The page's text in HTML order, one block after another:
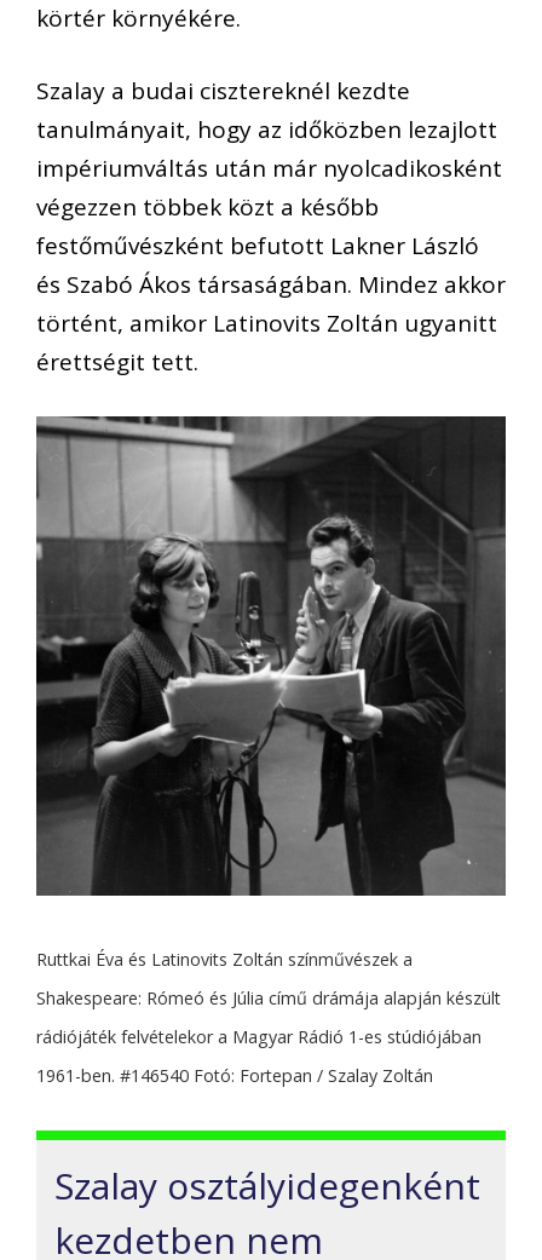
körtér környékére.
Szalay a budai cisztereknél kezdte
tanulmányait, hogy az időközben lezajlott
impériumváltás után már nyolcadikosként
végezzen többek közt a később
festőművészként befutott Lakner László
és Szabó Ákos társaságában. Mindez akkor
történt, amikor Latinovits Zoltán ugyanitt
érettségit tett.
Ruttkai Éva és Latinovits Zoltán színművészek a
Shakespeare: Rómeó és Júlia című drámája alapján készült
rádiójáték felvételekor a Magyar Rádió 1-es stúdiójában
1961-ben. #146540 Fotó: Fortepan / Szalay Zoltán
Szalay osztályidegenként
kezdetben nem